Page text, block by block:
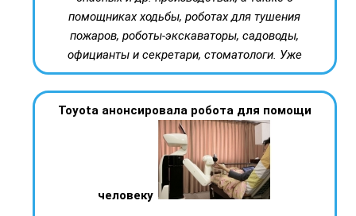
помощниках ходьбы, роботах для тушения
пожаров, роботы-экскаваторы, садоводы,
официанты и секретари, стоматологи. Уже
Toyota анонсировала робота для помощи
человеку